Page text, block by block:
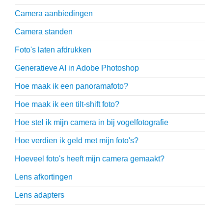
Camera aanbiedingen
Camera standen
Foto's laten afdrukken
Generatieve AI in Adobe Photoshop
Hoe maak ik een panoramafoto?
Hoe maak ik een tilt-shift foto?
Hoe stel ik mijn camera in bij vogelfotografie
Hoe verdien ik geld met mijn foto's?
Hoeveel foto's heeft mijn camera gemaakt?
Lens afkortingen
Lens adapters